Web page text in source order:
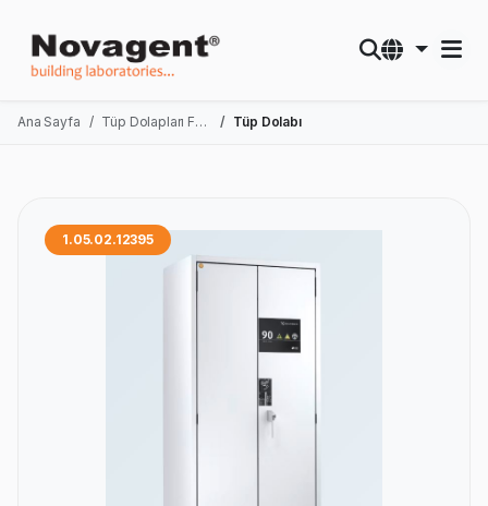
Ana Sayfa Tüp Dolapları FWF90 Tüp Dolabı
1.05.02.12395